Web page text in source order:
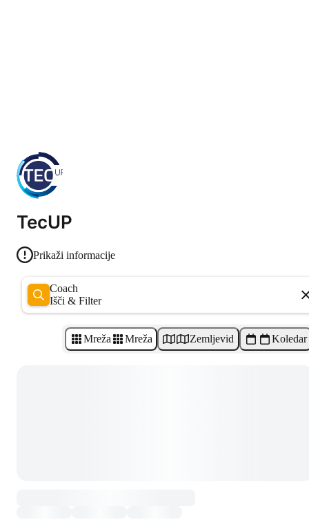
TecUP
Prikaži informacije
Coach
Išči & Filter
Mreža Mreža Zemljevid Koledar